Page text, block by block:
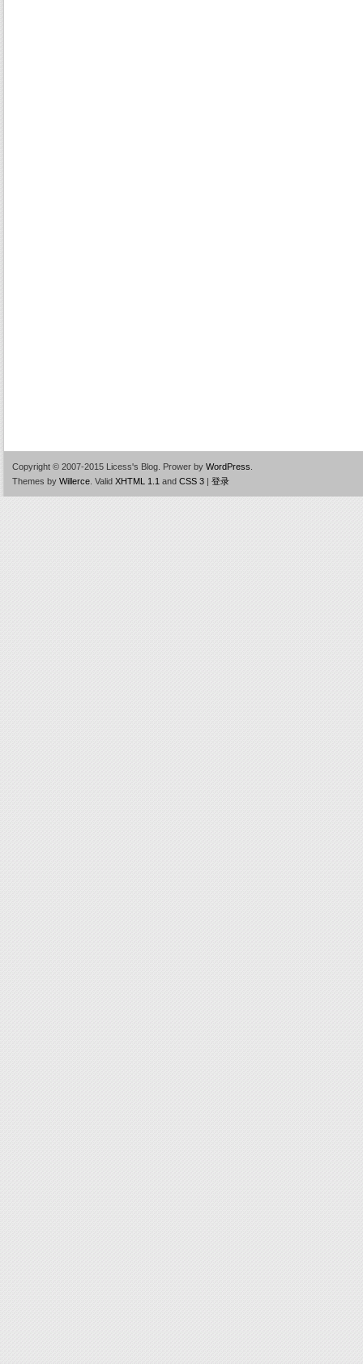
Copyright © 2007-2015 Licess's Blog. Prower by WordPress
Themes by Willerce Valid XHTML 1.1 and CSS 3 | 登录